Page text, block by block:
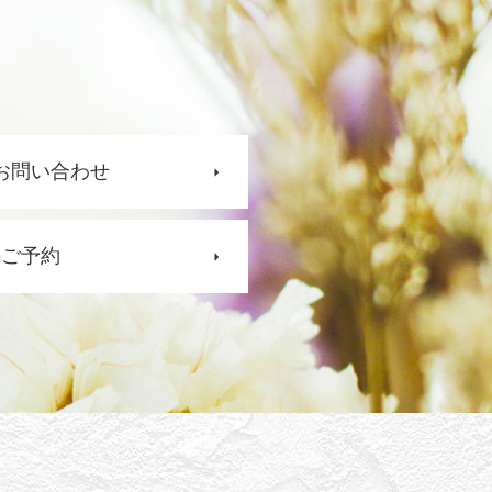
問い合わせ
予約